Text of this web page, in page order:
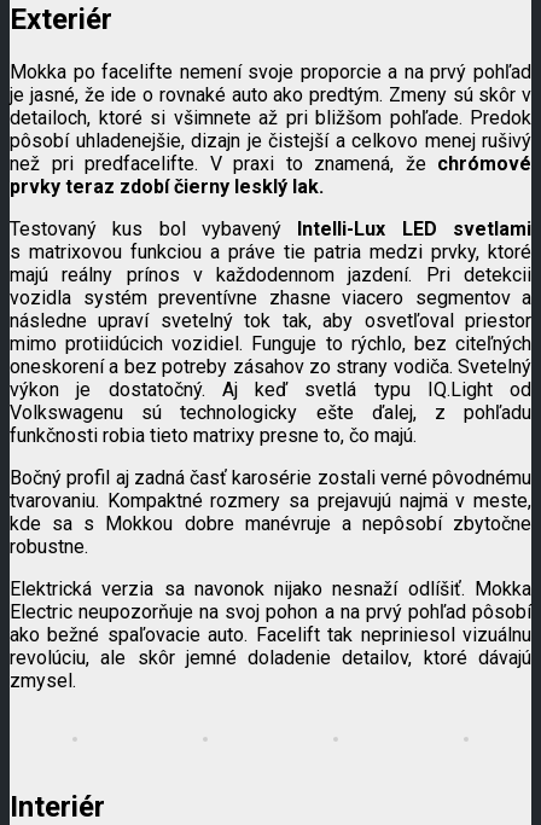
Exteriér
Mokka po facelifte nemení svoje proporcie a na prvý pohľad
je jasné, že ide o rovnaké auto ako predtým. Zmeny sú skôr v
detailoch, ktoré si všimnete až pri bližšom pohľade. Predok
pôsobí uhladenejšie, dizajn je čistejší a celkovo menej rušivý
než pri predfacelifte. V praxi to znamená, že chrómové
prvky teraz zdobí čierny lesklý lak.
Testovaný kus bol vybavený Intelli-Lux LED svetlami
s matrixovou funkciou a práve tie patria medzi prvky, ktoré
majú reálny prínos v každodennom jazdení. Pri detekcii
vozidla systém preventívne zhasne viacero segmentov a
následne upraví svetelný tok tak, aby osvetľoval priestor
mimo protiidúcich vozidiel. Funguje to rýchlo, bez citeľných
oneskorení a bez potreby zásahov zo strany vodiča. Svetelný
výkon je dostatočný. Aj keď svetlá typu IQ.Light od
Volkswagenu sú technologicky ešte ďalej, z pohľadu
funkčnosti robia tieto matrixy presne to, čo majú.
Bočný profil aj zadná časť karosérie zostali verné pôvodnému
tvarovaniu. Kompaktné rozmery sa prejavujú najmä v meste,
kde sa s Mokkou dobre manévruje a nepôsobí zbytočne
robustne.
Elektrická verzia sa navonok nijako nesnaží odlíšiť. Mokka
Electric neupozorňuje na svoj pohon a na prvý pohľad pôsobí
ako bežné spaľovacie auto. Facelift tak nepriniesol vizuálnu
revolúciu, ale skôr jemné doladenie detailov, ktoré dávajú
zmysel.
Interiér